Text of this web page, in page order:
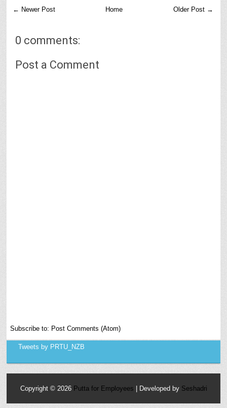
← Newer Post Older Post →
Home
0 comments:
Post a Comment
Subscribe to: Post Comments (Atom)
Tweets by PRTU_NZB
Copyright © 2026 Putta for Employees | Developed by Seshadri